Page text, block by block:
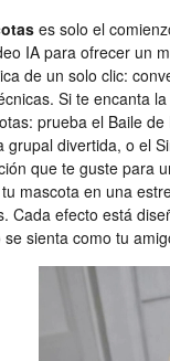
es solo el
IA para ofrecer un
de un solo clic:
Si te encanta
prueba el Baile
divertida, o el
que te guste para
mascota en una
Cada efecto está
se sienta comotu